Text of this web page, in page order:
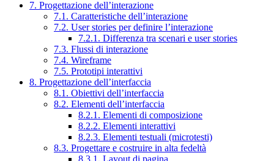
7. Progettazione dell’interazione
7.1. Caratteristiche dell’interazione
7.2. User stories per definire l’interazione
7.2.1. Differenza tra scenari e user stories
7.3. Flussi di interazione
7.4. Wireframe
7.5. Prototipi interattivi
8. Progettazione dell’interfaccia
8.1. Obiettivi dell’interfaccia
8.2. Elementi dell’interfaccia
8.2.1. Elementi di composizione
8.2.2. Elementi interattivi
8.2.3. Elementi testuali (microtesti)
8.3. Progettare e costruire in alta fedeltà
8.3.1. Layout di pagina